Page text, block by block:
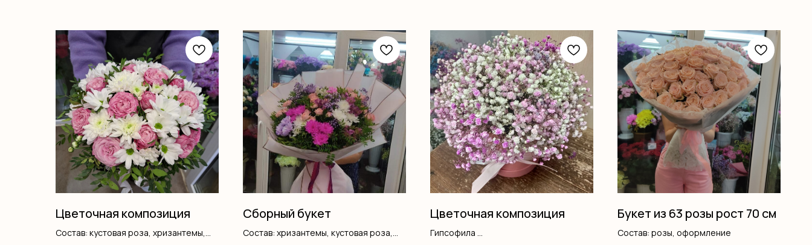
Цветочная композиция
Состав: кустовая роза, хризантемы,
Сборный букет
Состав: хризантемы, кустовая роза,
Цветочная композиция
Гипсофила
Букет из 63 розы рост 70 см
Состав: розы, оформление